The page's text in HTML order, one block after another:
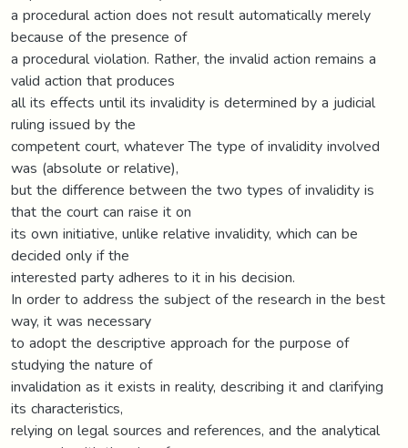
a procedural action does not result automatically merely
because of the presence of
a procedural violation. Rather, the invalid action remains a
valid action that produces
all its effects until its invalidity is determined by a judicial
ruling issued by the
competent court, whatever The type of invalidity involved
was (absolute or relative),
but the difference between the two types of invalidity is
that the court can raise it on
its own initiative, unlike relative invalidity, which can be
decided only if the
interested party adheres to it in his decision.
In order to address the subject of the research in the best
way, it was necessary
to adopt the descriptive approach for the purpose of
studying the nature of
invalidation as it exists in reality, describing it and clarifying
its characteristics,
relying on legal sources and references, and the analytical